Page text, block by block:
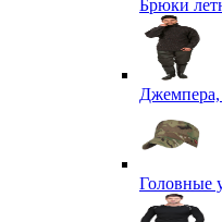
Брюки
Джемпера,
Головные